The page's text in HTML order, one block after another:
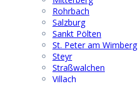
Rohrbach
Salzburg
Sankt Pölten
St. Peter am Wimberg
Steyr
Straßwalchen
Villach